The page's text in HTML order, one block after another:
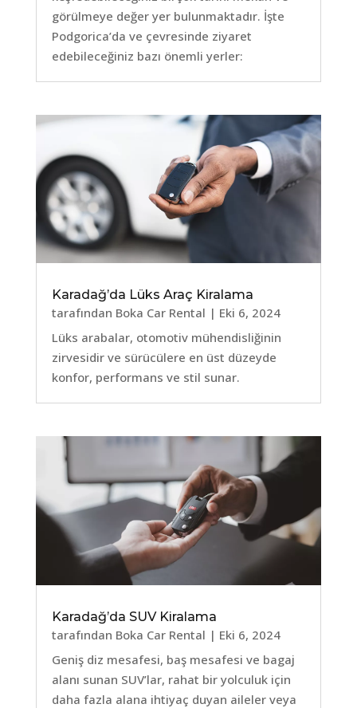
görülmeye değer yer bulunmaktadır. İşte
Podgorica’da ve çevresinde ziyaret
edebileceğiniz bazı önemli yerler:
Karadağ’da Lüks Araç Kiralama
tarafından Boka Car Rental | Eki 6, 2024
Lüks arabalar, otomotiv mühendisliğinin
zirvesidir ve sürücülere en üst düzeyde
konfor, performans ve stil sunar.
Karadağ’da SUV Kiralama
tarafından Boka Car Rental | Eki 6, 2024
Geniş diz mesafesi, baş mesafesi ve bagaj
alanı sunan SUV’lar, rahat bir yolculuk için
daha fazla alana ihtiyaç duyan aileler veya